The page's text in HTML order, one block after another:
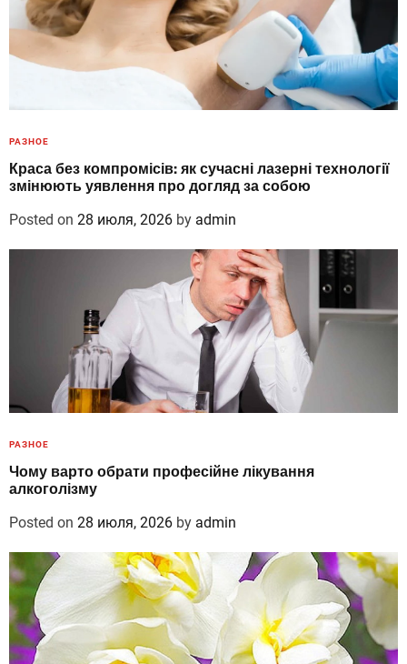
РАЗНОЕ
Краса без компромісів: як сучасні лазерні технології
змінюють уявлення про догляд за собою
Posted on 28 июля, 2026 by admin
РАЗНОЕ
Чому варто обрати професійне лікування
алкоголізму
Posted on 28 июля, 2026 by admin